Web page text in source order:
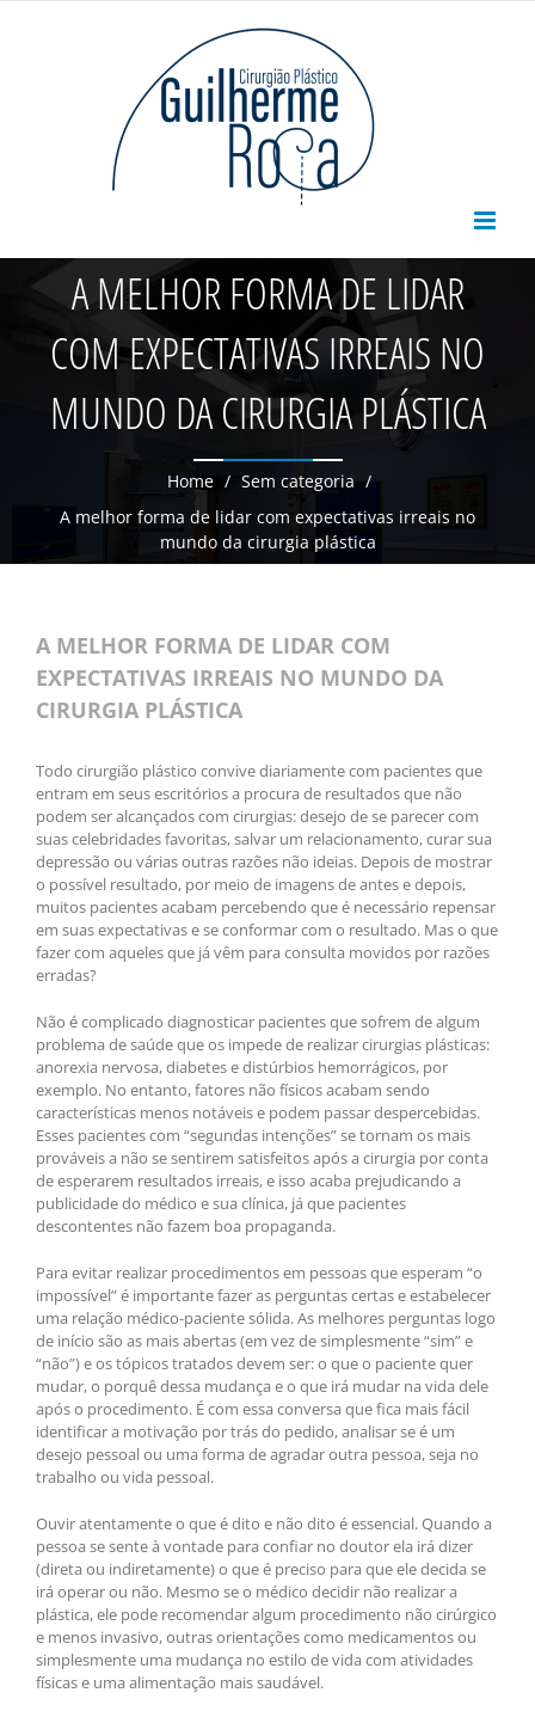
A MELHOR FORMA DE LIDAR
COM EXPECTATIVAS IRREAIS NO
MUNDO DA CIRURGIA PLÁSTICA
Home / Sem categoria /
A melhor forma de lidar com expectativas irreais no
mundo da cirurgia plástica
A MELHOR FORMA DE LIDAR COM
EXPECTATIVAS IRREAIS NO MUNDO DA
CIRURGIA PLÁSTICA
Todo cirurgião plástico convive diariamente com pacientes que
entram em seus escritórios a procura de resultados que não
podem ser alcançados com cirurgias: desejo de se parecer com
suas celebridades favoritas, salvar um relacionamento, curar sua
depressão ou várias outras razões não ideias. Depois de mostrar
o possível resultado, por meio de imagens de antes e depois,
muitos pacientes acabam percebendo que é necessário repensar
em suas expectativas e se conformar com o resultado. Mas o que
fazer com aqueles que já vêm para consulta movidos por razões
erradas?
Não é complicado diagnosticar pacientes que sofrem de algum
problema de saúde que os impede de realizar cirurgias plásticas:
anorexia nervosa, diabetes e distúrbios hemorrágicos, por
exemplo. No entanto, fatores não físicos acabam sendo
características menos notáveis e podem passar despercebidas.
Esses pacientes com “segundas intenções” se tornam os mais
prováveis a não se sentirem satisfeitos após a cirurgia por conta
de esperarem resultados irreais, e isso acaba prejudicando a
publicidade do médico e sua clínica, já que pacientes
descontentes não fazem boa propaganda.
Para evitar realizar procedimentos em pessoas que esperam “o
impossível” é importante fazer as perguntas certas e estabelecer
uma relação médico-paciente sólida. As melhores perguntas logo
de início são as mais abertas (em vez de simplesmente “sim” e
“não”) e os tópicos tratados devem ser: o que o paciente quer
mudar, o porquê dessa mudança e o que irá mudar na vida dele
após o procedimento. É com essa conversa que fica mais fácil
identificar a motivação por trás do pedido, analisar se é um
desejo pessoal ou uma forma de agradar outra pessoa, seja no
trabalho ou vida pessoal.
Ouvir atentamente o que é dito e não dito é essencial. Quando a
pessoa se sente à vontade para confiar no doutor ela irá dizer
(direta ou indiretamente) o que é preciso para que ele decida se
irá operar ou não. Mesmo se o médico decidir não realizar a
plástica, ele pode recomendar algum procedimento não cirúrgico
e menos invasivo, outras orientações como medicamentos ou
simplesmente uma mudança no estilo de vida com atividades
físicas e uma alimentação mais saudável.